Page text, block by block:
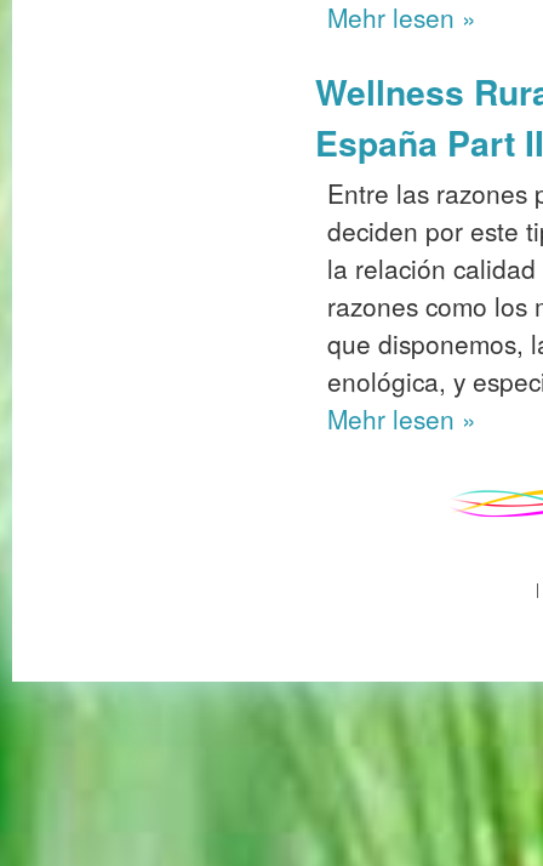
Mehr lesen »
Wellness
España Part II
Entre las razones
deciden por este
la relación
razones como los
que disponemos,
enológica, y
Mehr lesen »
|